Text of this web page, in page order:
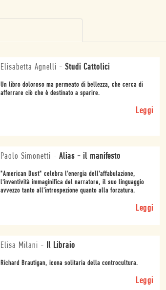
Elisabetta Agnelli -Studi Cattolici
Un libro doloroso ma permeato di bellezza, che cerca di
afferrare ciò che è destinato a sparire.
Leggi
Paolo Simonetti -Alias - il manifesto
"American Dust" celebra l'energia dell'affabulazione,
l'inventività immaginifica del narratore, il suo linguaggio
avvezzo tanto all'introspezione quanto alla forzatura.
Leggi
Elisa Milani - Il Libraio
Richard Brautigan, icona solitaria della controcultura.
Leggi